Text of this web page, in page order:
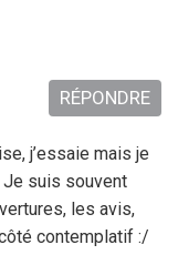
j’essaie mais je
suis souvent
les avis,
contemplatif :/
RÉPONDRE